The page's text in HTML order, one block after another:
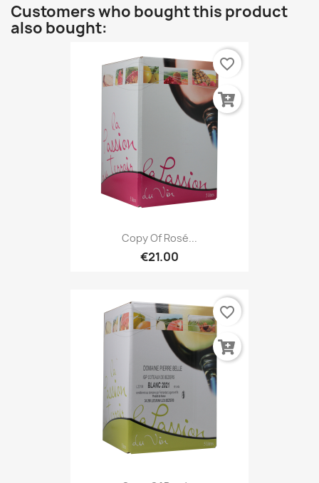
Customers who bought this product
also bought:
Copy Of Rosé...
€21.00
favorite_border
favorite_border